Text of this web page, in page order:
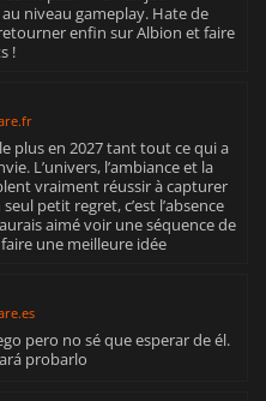
niveau gameplay. Hate de
enfin sur Albion et faire
!
plus en 2027 tant tout ce qui a
L’univers, l’ambiance et la
vraiment réussir à capturer
petit regret, c’est l’absence
aimé voir une séquence de
une meilleure idée
pero no sé que esperar de él.
probarlo